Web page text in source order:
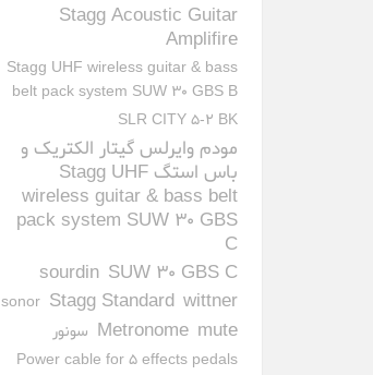
Stagg Acoustic Guitar
Amplifire
Stagg UHF wireless guitar & bass
belt pack system SUW 30 GBS B
SLR CITY 5-2 BK
مودم وایرلس گیتار الکتریک و
باس استگ Stagg UHF
wireless guitar & bass belt
pack system SUW 30 GBS
C
SUW 30 GBS C
sourdin
wittner
Stagg Standard
sonor
mute
Metronome سونور
Power cable for 5 effects pedals